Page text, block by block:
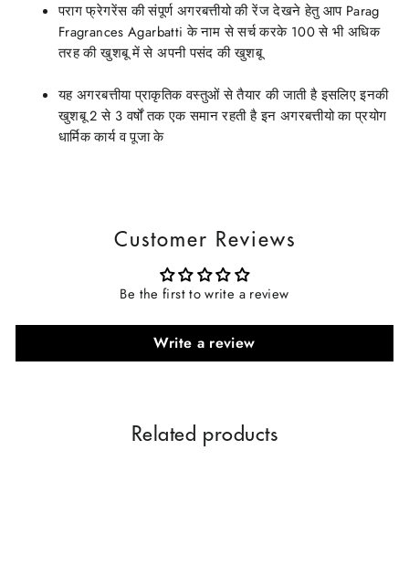
पराग फ्रेगरेंस की संपूर्ण अगरबत्तीयो की रेंज देखने हेतु आप Parag
Fragrances Agarbatti के नाम से सर्च करके 100 से भी अधिक
तरह की खुशबू में से अपनी पसंद की खुशबू
यह अगरबत्तीया प्राकृतिक वस्तुओं से तैयार की जाती है इसलिए इनकी
खुशबू 2 से 3 वर्षों तक एक समान रहती है इन अगरबत्तीयो का प्रयोग
धार्मिक कार्य व पूजा के
Customer Reviews
Be the first to write a review
Write a review
Related products